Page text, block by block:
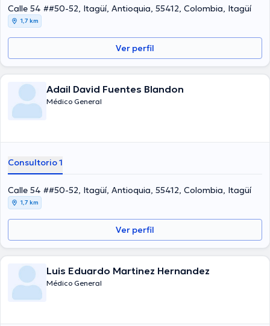
Calle 54 ##50-52, Itagüí, Antioquia, 55412, Colombia, Itagüí
1,7 km
Ver perfil
Adail David Fuentes Blandon
Médico General
Consultorio 1
Calle 54 ##50-52, Itagüí, Antioquia, 55412, Colombia, Itagüí
1,7 km
Ver perfil
Luis Eduardo Martinez Hernandez
Médico General